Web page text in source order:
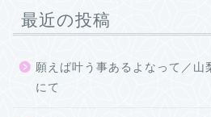
最近の投稿
願えば叶う事あるよなって／山
にて